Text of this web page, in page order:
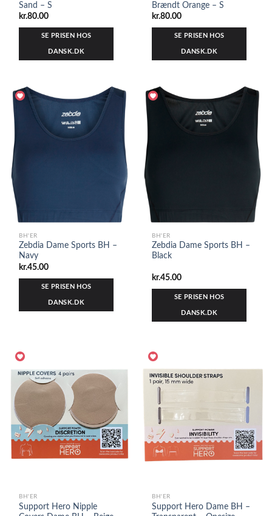
Sand – S
kr.80.00
SE PRISEN HOS
DANSK.DK
Brændt Orange – S
kr.80.00
SE PRISEN HOS
DANSK.DK
BH'ER
Zebdia Dame Sports BH –
Navy
kr.45.00
SE PRISEN HOS
DANSK.DK
BH'ER
Zebdia Dame Sports BH –
Black
kr.45.00
SE PRISEN HOS
DANSK.DK
BH'ER
Support Hero Nipple
BH'ER
Support Hero Dame BH –